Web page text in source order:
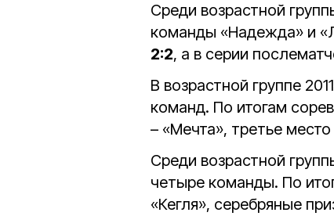
Среди возрастной
команды «Надежда» и
2:2, а в серии
В возрастной группе
команд. По итогам
– «Мечта», третье место
Среди возрастной
четыре команды. По
«Кегля», серебряные